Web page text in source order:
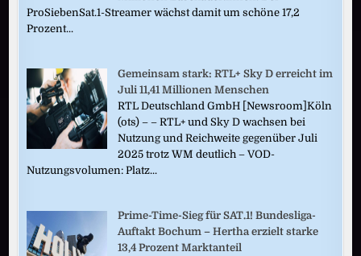
ProSiebenSat.1-Streamer wächst damit um schöne 17,2
Prozent...
Gemeinsam stark: RTL+ Sky D erreicht im
Juli 11,41 Millionen Menschen
RTL Deutschland GmbH [Newsroom]Köln
(ots) – – RTL+ und Sky D wachsen bei
Nutzung und Reichweite gegenüber Juli
2025 trotz WM deutlich – VOD-
Nutzungsvolumen: Platz...
Prime-Time-Sieg für SAT.1! Bundesliga-
Auftakt Bochum – Hertha erzielt starke
13,4 Prozent Marktanteil